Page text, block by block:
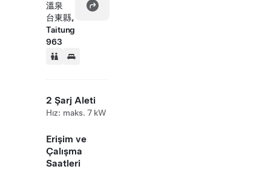
溫泉
台東縣,
Taitung
963
2 Şarj Aleti
Hız: maks. 7 kW
Erişim ve
Çalışma
Saatleri